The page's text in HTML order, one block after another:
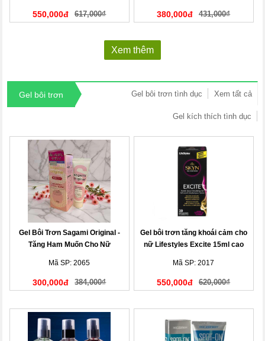
550,000đ 617,000₫ 380,000đ 431,000₫
Xem thêm
Gel bôi trơn Xem tất cả
Gel bôi trơn tình dục
Gel kích thích tình dục
Gel Bôi Trơn Sagami Original -
Tăng Ham Muốn Cho Nữ
Mã SP: 2065
300,000đ 384,000₫
Gel bôi trơn tăng khoái cảm cho
nữ Lifestyles Excite 15ml cao
Mã SP: 2017
550,000đ 620,000₫